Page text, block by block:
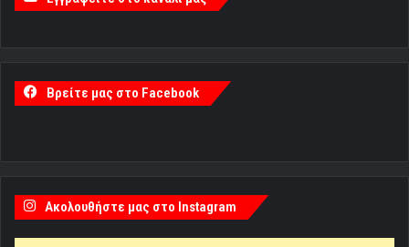
Βρείτε μας στο Facebook
Ακολουθήστε μας στο Instagram